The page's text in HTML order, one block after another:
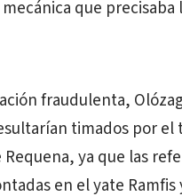
que precisaba
fraudulenta,
timados por el
ya que las
en el yate Ramfis